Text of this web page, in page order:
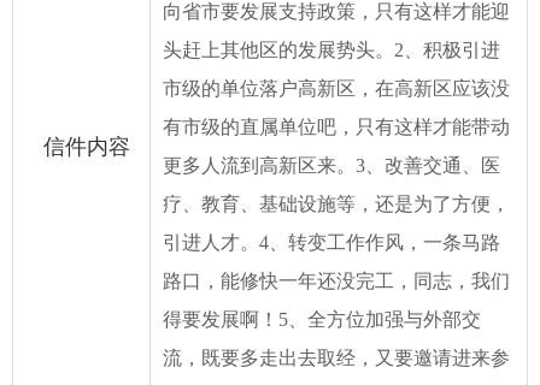
信件内容
向省市要发展支持政策，只有这样才能迎
头赶上其他区的发展势头。2、积极引进
市级的单位落户高新区，在高新区应该没
有市级的直属单位吧，只有这样才能带动
更多人流到高新区来。3、改善交通、医
疗、教育、基础设施等，还是为了方便，
引进人才。4、转变工作作风，一条马路
路口，能修快一年还没完工，同志，我们
得要发展啊！5、全方位加强与外部交
流，既要多走出去取经，又要邀请进来参